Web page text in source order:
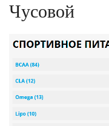
Чусовой